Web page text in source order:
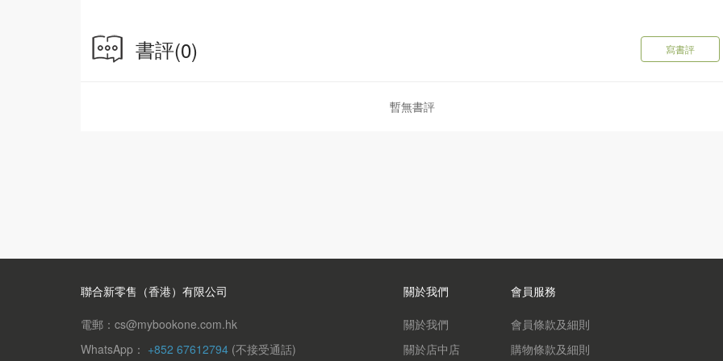
在這本沒有任何數學公式的書中，透過了解統計與數據的真相，更有能力看穿那些可疑的科學結論。
書評(0) 寫書評
暫無書評
聯合新零售（香港）有限公司
電郵：cs@mybookone.com.hk
WhatsApp： +852 67612794 (不接受通話)
關於我們
關於我們
關於店中店
會員服務
會員條款及細則
購物條款及細則